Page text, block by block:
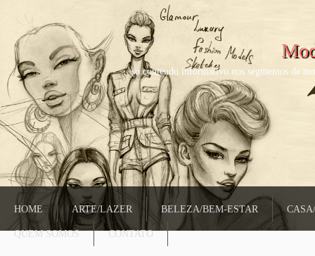
só conteudo informativo nos segmentos de
HOME ARTE/LAZER BELEZA/BEM-ESTAR
QUEM SOMOS CONTATO